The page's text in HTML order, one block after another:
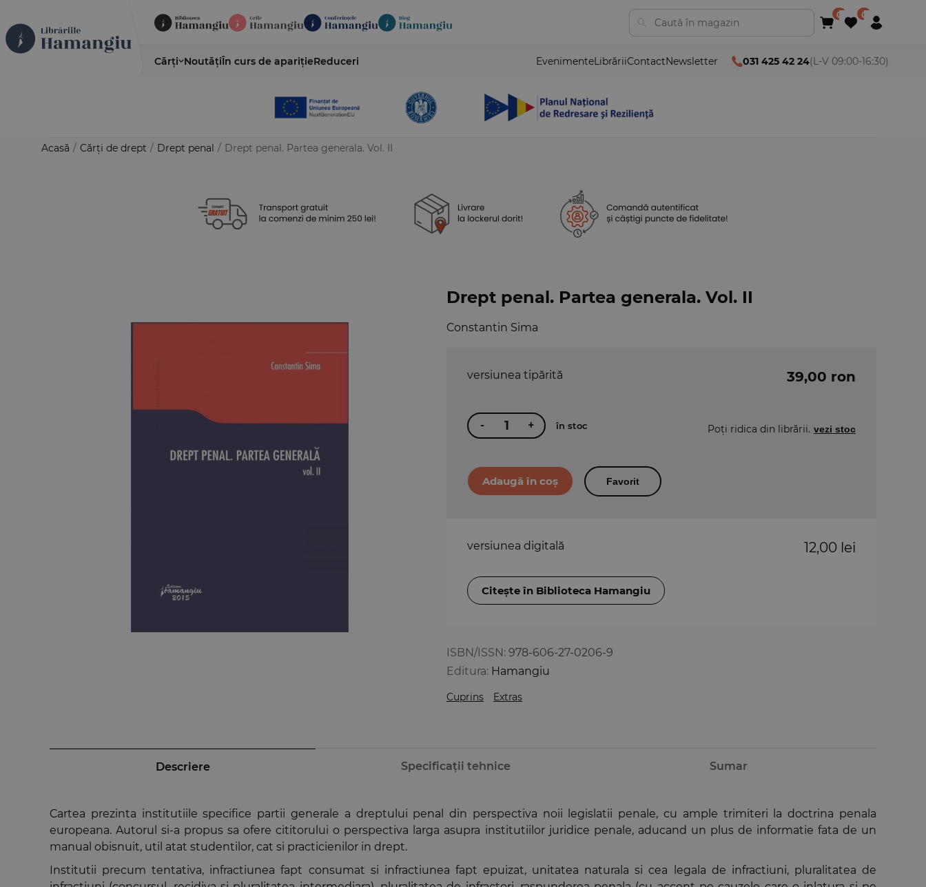
Cărți NoutățiÎn curs de aparițieReduceri EvenimenteLibrăriiContactNewsletter 031 425 42 24(L-V 09:00-16:30)
Acasă / Cărți de drept / Drept penal / Drept penal. Partea generala. Vol. II
Drept penal. Partea generala. Vol. II
Constantin Sima
ISBN/ISSN: 978-606-27-0206-9
Editura: Hamangiu
Cuprins Extras
versiunea tipărită 39,00 ron
- + în stoc Poți ridica din librării. vezi stoc
Favorit
versiunea digitală 12,00 lei
Citește în Biblioteca Hamangiu
Descriere Specificații tehnice Sumar
Cartea prezinta institutiile specifice partii generale a dreptului penal din perspectiva noii legislatii penale, cu ample trimiteri la doctrina penala
europeana. Autorul si-a propus sa ofere cititorului o perspectiva larga asupra institutiilor juridice penale, aducand un plus de informatie fata de un
manual obisnuit, util atat studentilor, cat si practicienilor in drept.
Institutii precum tentativa, infractiunea fapt consumat si infractiunea fapt epuizat, unitatea naturala si cea legala de infractiuni, pluralitatea de